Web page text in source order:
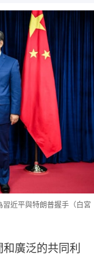
近平與特朗普握手（白宮
廣泛的共同利